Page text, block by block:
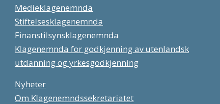
Medieklagenemnda
Stiftelsesklagenemnda
Finanstilsynsklagenemnda
Klagenemnda for godkjenning av utenlandsk
utdanning og yrkesgodkjenning
Nyheter
Om Klagenemndssekretariatet